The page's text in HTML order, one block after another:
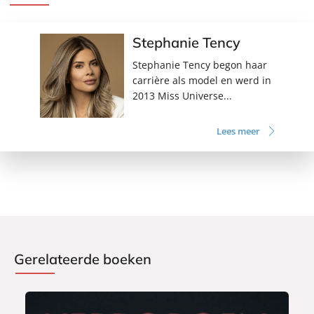
‘Fijn om te zien dat iemand zo open is over zoiets precairs.
Dat mag vaker zo.’
- TIM HOFMAN
Stephanie Tency
Stephanie Tency begon haar
carrière als model en werd in
2013 Miss Universe...
Lees meer
Gerelateerde boeken